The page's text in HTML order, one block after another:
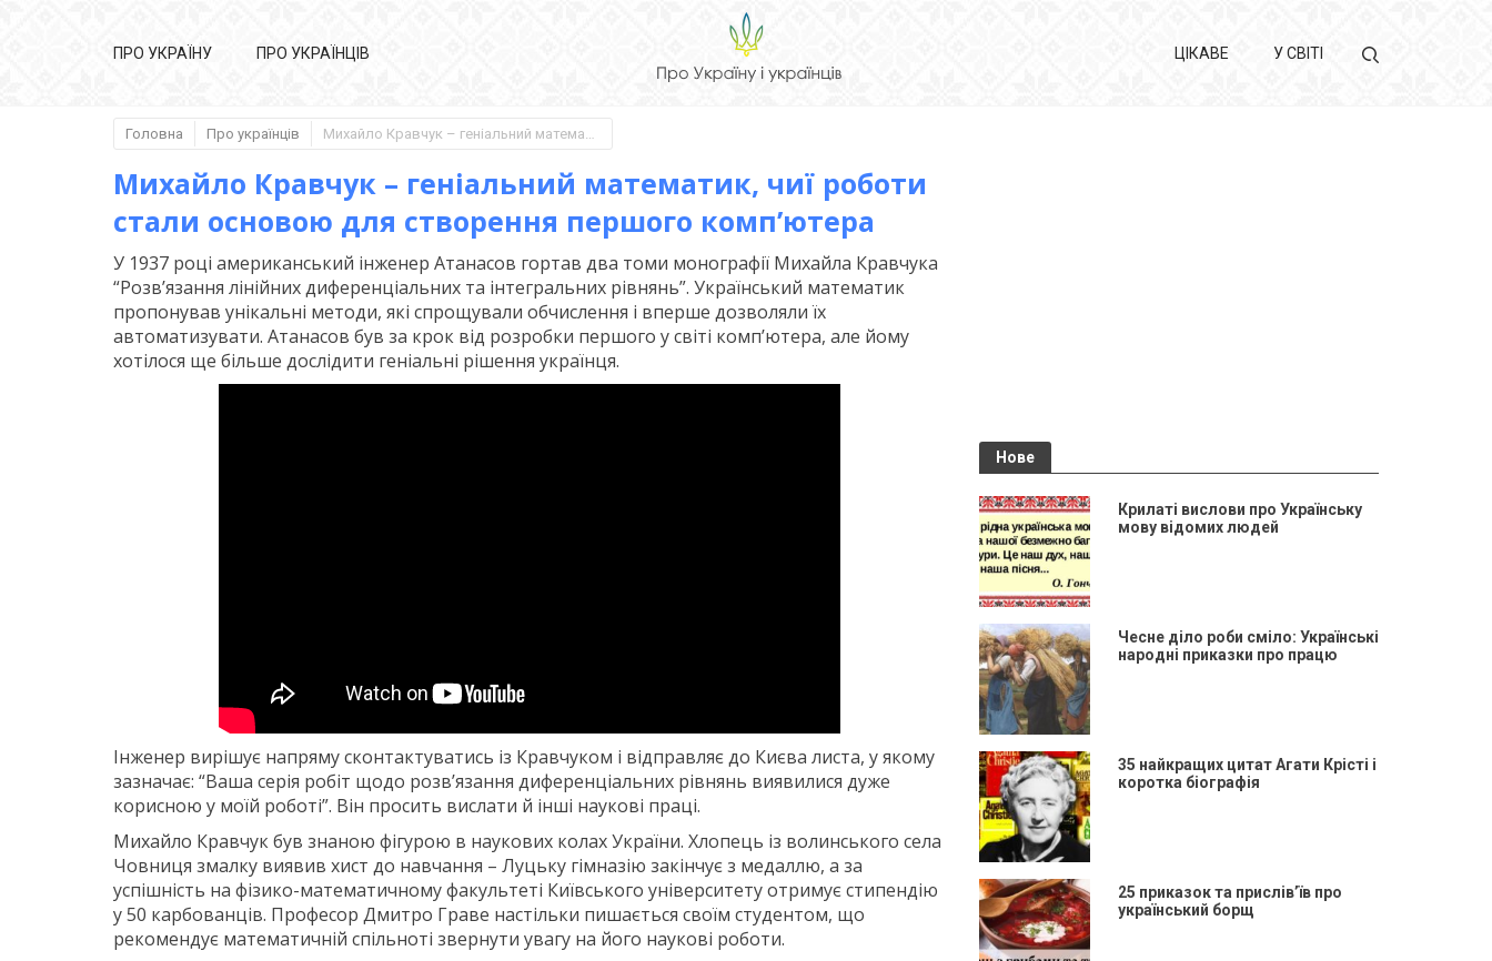
ПРО УКРАЇНУ ПРО УКРАЇНЦІВ ЦІКАВЕ У СВІТІ
Головна Про українців Михайло Кравчук – геніальний математик, чиї роботи стали основою для створення першого комп’ютера
Михайло Кравчук – геніальний математик, чиї роботи
стали основою для створення першого комп’ютера
У 1937 році американський інженер Атанасов гортав два томи монографії Михайла Кравчука
“Розв’язання лінійних диференціальних та інтегральних рівнянь”. Український математик
пропонував унікальні методи, які спрощували обчислення і вперше дозволяли їх
автоматизувати. Атанасов був за крок від розробки першого у світі комп’ютера, але йому
хотілося ще більше дослідити геніальні рішення українця.
Інженер вирішує напряму сконтактуватись із Кравчуком і відправляє до Києва листа, у якому
зазначає: “Ваша серія робіт щодо розв’язання диференціальних рівнянь виявилися дуже
корисною у моїй роботі”. Він просить вислати й інші наукові праці.
Михайло Кравчук був знаною фігурою в наукових колах України. Хлопець із волинського села
Човниця змалку виявив хист до навчання – Луцьку гімназію закінчує з медаллю, а за
успішність на фізико-математичному факультеті Київського університету отримує стипендію
у 50 карбованців. Професор Дмитро Граве настільки пишається своїм студентом, що
рекомендує математичній спільноті звернути увагу на його наукові роботи.
Нове
Крилаті вислови про Українську
мову відомих людей
Чесне діло роби сміло: Українські
народні приказки про працю
35 найкращих цитат Агати Крісті і
коротка біографія
25 приказок та прислів’їв про
український борщ